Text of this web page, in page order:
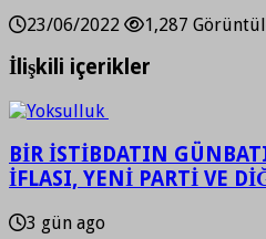
23/06/2022 1,287
İlişkili içerikler
BİR İSTİBDATIN
İFLASI, YENİ PARTİ VE
3 gün ago